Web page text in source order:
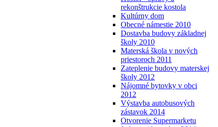
rekonštrukcie kostola
Kultúrny dom
Obecné námestie 2010
Dostavba budovy základnej
školy 2010
Materská škola v nových
priestoroch 2011
Zateplenie budovy materskej
školy 2012
Nájomné bytovky v obci
2012
Výstavba autobusových
zástavok 2014
Otvorenie Supermarketu